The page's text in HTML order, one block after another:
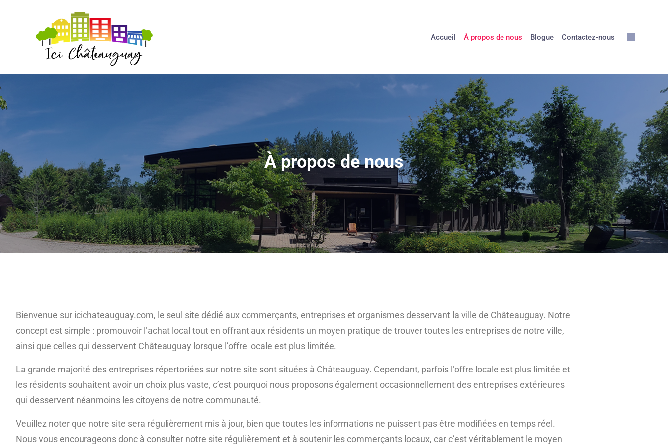
Accueil À propos de nous Blogue Contactez-nous
À propos de nous
Bienvenue sur icichateauguay.com, le seul site dédié aux commerçants, entreprises et organismes desservant la ville de Châteauguay. Notre
concept est simple : promouvoir l’achat local tout en offrant aux résidents un moyen pratique de trouver toutes les entreprises de notre ville,
ainsi que celles qui desservent Châteauguay lorsque l’offre locale est plus limitée.
La grande majorité des entreprises répertoriées sur notre site sont situées à Châteauguay. Cependant, parfois l’offre locale est plus limitée et
les résidents souhaitent avoir un choix plus vaste, c’est pourquoi nous proposons également occasionnellement des entreprises extérieures
qui desservent néanmoins les citoyens de notre communauté.
Veuillez noter que notre site sera régulièrement mis à jour, bien que toutes les informations ne puissent pas être modifiées en temps réel.
Nous vous encourageons donc à consulter notre site régulièrement et à soutenir les commerçants locaux, car c’est véritablement le moyen